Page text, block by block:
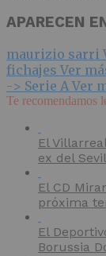
APARECEN
maurizio sarri
fichajes Ver
-> Serie A Ver
Te recomendamos
El
ex del
El CD
próxima
El
Borussia